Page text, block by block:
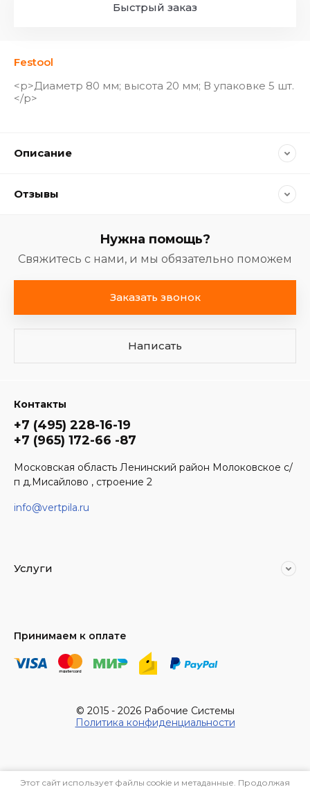
Этот сайт использует файлы cookie и метаданные. Продолжая
Festool
<p>Диаметр 80 мм; высота 20 мм; В упаковке 5 шт.
</p>
Быстрый заказ
Описание
Отзывы
Нужна помощь?
Свяжитесь с нами, и мы обязательно поможем
Заказать звонок
Написать
Контакты
+7 (495) 228-16-19
+7 (965) 172-66 -87
Московская область Ленинский район Молоковское с/
п д.Мисайлово , строение 2
info@vertpila.ru
Услуги
Принимаем к оплате
© 2015 - 2026 Рабочие Системы
Политика конфиденциальности